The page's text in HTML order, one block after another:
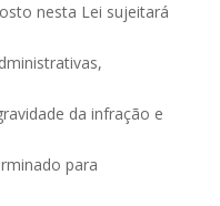
nesta Lei sujeitará
da infração e
para